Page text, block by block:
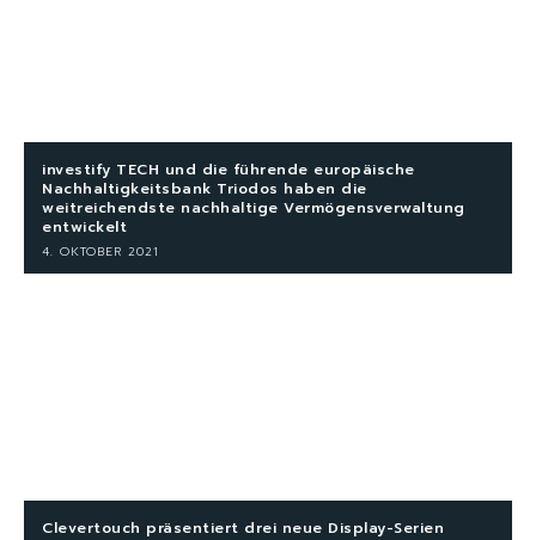
investify TECH und die führende europäische
Nachhaltigkeitsbank Triodos haben die
weitreichendste nachhaltige Vermögensverwaltung
entwickelt
4. OKTOBER 2021
Clevertouch präsentiert drei neue Display-Serien